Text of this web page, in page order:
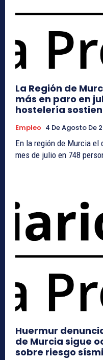
La Región de
más en paro en
hostelería
Empleo 4 De Agosto De
En la región de Murcia el
mes de julio en 748
Huermur
de Murcia sigue
sobre riesgo